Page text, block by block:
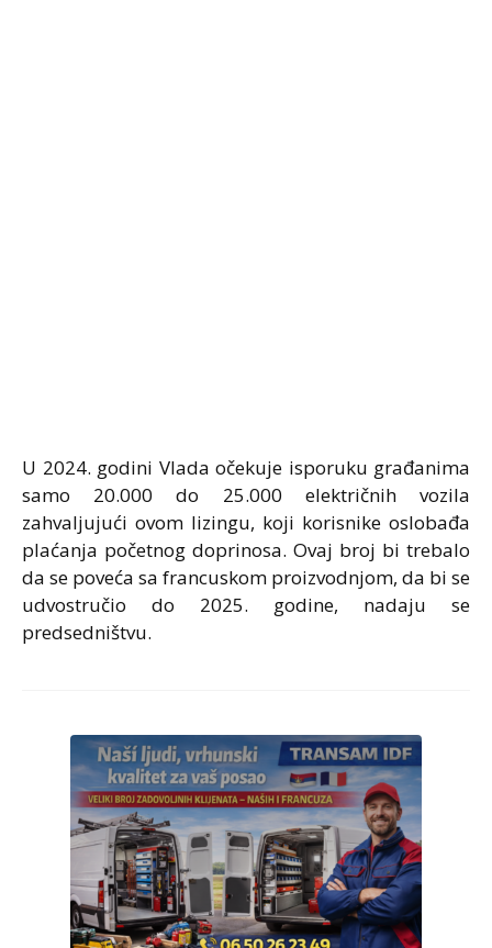
U 2024. godini Vlada očekuje isporuku građanima
samo 20.000 do 25.000 električnih vozila
zahvaljujući ovom lizingu, koji korisnike oslobađa
plaćanja početnog doprinosa. Ovaj broj bi trebalo
da se poveća sa francuskom proizvodnjom, da bi se
udvostručio do 2025. godine, nadaju se
predsedništvu.